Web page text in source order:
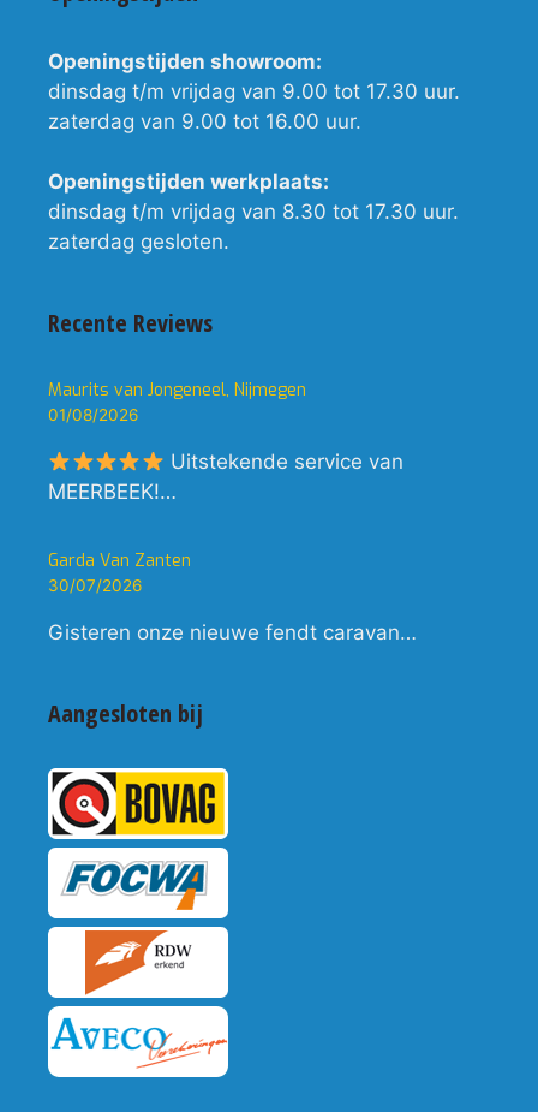
Openingstijden showroom:
dinsdag t/m vrijdag van 9.00 tot 17.30 uur.
zaterdag van 9.00 tot 16.00 uur.
Openingstijden werkplaats:
dinsdag t/m vrijdag van 8.30 tot 17.30 uur.
zaterdag gesloten.
Recente Reviews
Maurits van Jongeneel, Nijmegen
01/08/2026
Uitstekende service van
MEERBEEK!…
Garda Van Zanten
30/07/2026
Gisteren onze nieuwe fendt caravan…
Aangesloten bij